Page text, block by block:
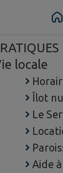
locale
Îlot
Le
Aide